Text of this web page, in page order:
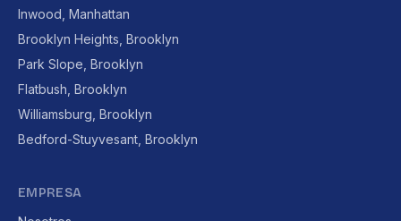
Inwood, Manhattan
Brooklyn Heights, Brooklyn
Park Slope, Brooklyn
Flatbush, Brooklyn
Williamsburg, Brooklyn
Bedford-Stuyvesant, Brooklyn
EMPRESA